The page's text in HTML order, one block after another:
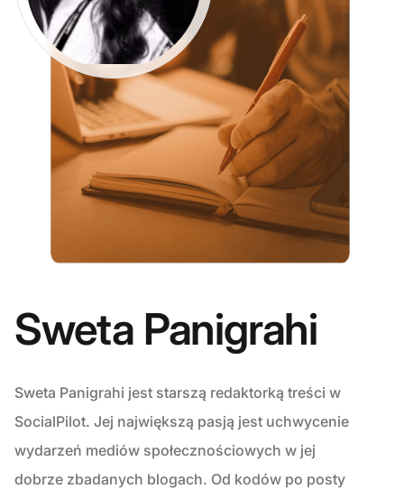
Sweta Panigrahi
Sweta Panigrahi jest starszą redaktorką treści w
SocialPilot. Jej największą pasją jest uchwycenie
wydarzeń mediów społecznościowych w jej
dobrze zbadanych blogach. Od kodów po posty